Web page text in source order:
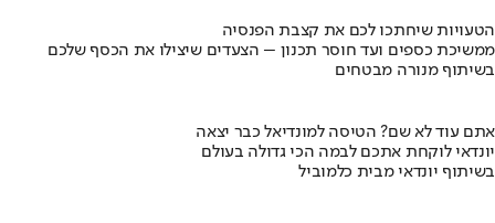
הטעויות שיחתכו לכם את קצבת הפנסיה
ממשיכת כספים ועד חוסר תכנון – הצעדים שיצילו את הכסף שלכם
בשיתוף מנורה מבטחים
אתם עוד לא שם? הטיסה למונדיאל כבר יצאה
יונדאי לוקחת אתכם לבמה הכי גדולה בעולם
בשיתוף יונדאי מבית כלמוביל